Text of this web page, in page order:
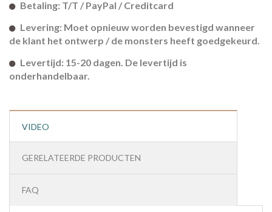
Betaling: T/T / PayPal / Creditcard
Levering: Moet opnieuw worden bevestigd wanneer
de klant het ontwerp / de monsters heeft goedgekeurd.
Levertijd: 15-20 dagen. De levertijd is
onderhandelbaar.
VIDEO
GERELATEERDE PRODUCTEN
FAQ